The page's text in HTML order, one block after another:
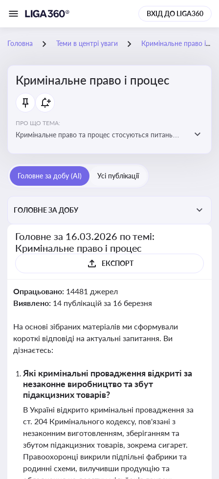
ВХІД ДО LIGA360
Головна Теми в центрі уваги Кримінальне право і процес
Кримінальне право і процес
ПРО ЩО ТЕМА:
Кримінальне право та процес стосуються питань
Головне за добу (AI) Усі публікації
ГОЛОВНЕ ЗА ДОБУ
Головне за 16.03.2026 по темі:
Кримінальне право і процес
ЕКСПОРТ
Опрацьовано: 14481 джерел
Виявлено: 14 публікацій за 16 березня
На основі зібраних матеріалів ми сформували
короткі відповіді на актуальні запитання. Ви
дізнаєтесь:
Які кримінальні провадження відкриті за
незаконне виробництво та збут
підакцизних товарів?
В Україні відкрито кримінальні провадження за
ст. 204 Кримінального кодексу, пов'язані з
незаконним виготовленням, зберіганням та
збутом підакцизних товарів, зокрема сигарет.
Правоохоронці викрили підпільні фабрики та
родинні схеми, вилучивши продукцію та